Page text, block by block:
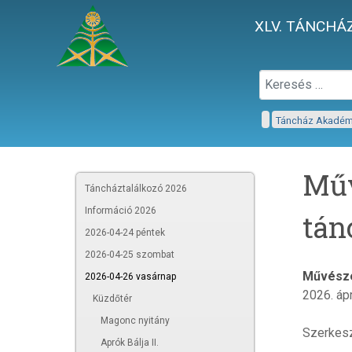
XLV.
Táncház
Táncháztalálkozó 2026
Információ 2026
2026-04-24 péntek
2026-04-25 szombat
2026-04-26 vasárnap
Küzdőtér
Magonc nyitány
Aprók Bálja II.
2026.